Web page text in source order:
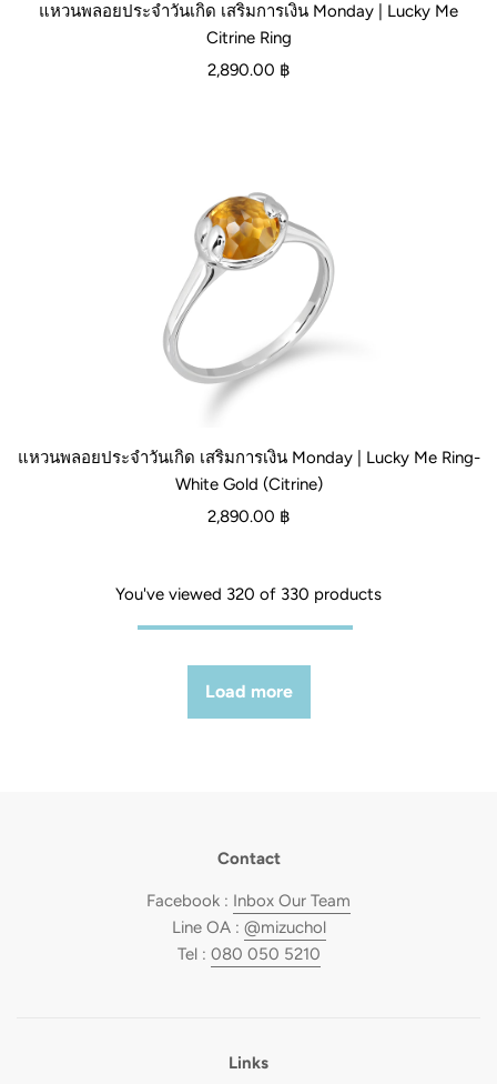
แหวนพลอยประจำวันเกิด เสริมการเงิน Monday | Lucky Me
Citrine Ring
2,890.00 ฿
แหวนพลอยประจำวันเกิด เสริมการเงิน Monday | Lucky Me Ring-
White Gold (Citrine)
2,890.00 ฿
You've viewed 320 of 330 products
Load more
Contact
Facebook : Inbox Our Team
Line OA : @mizuchol
Tel : 080 050 5210
Links